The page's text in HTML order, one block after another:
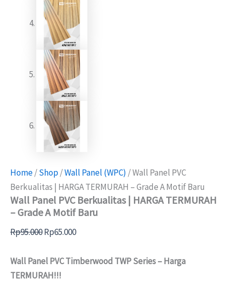
Home/Shop/Wall Panel (WPC) / Wall Panel PVC
Berkualitas | HARGA TERMURAH – Grade A Motif Baru
Wall Panel PVC Berkualitas | HARGA TERMURAH
– Grade A Motif Baru
Rp95.000Rp65.000
Wall Panel PVC Timberwood TWP Series – Harga
TERMURAH!!!